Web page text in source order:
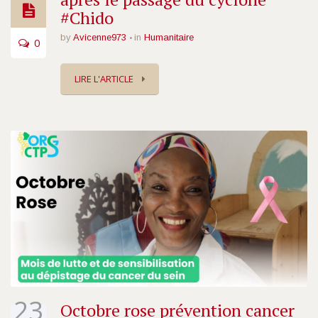
0
#Chido
by Avicenne973 in Humanitaire
LIRE L'ARTICLE
23
Octobre rose prévention cancer